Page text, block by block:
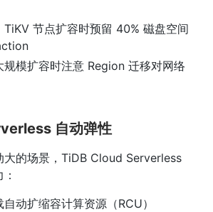
TiKV 节点扩容时预留 40% 磁盘空间
规模扩容时注意 Region 迁移对网络
自动弹性
大的场景，TiDB Cloud Serverless
动扩缩容计算资源（RCU）